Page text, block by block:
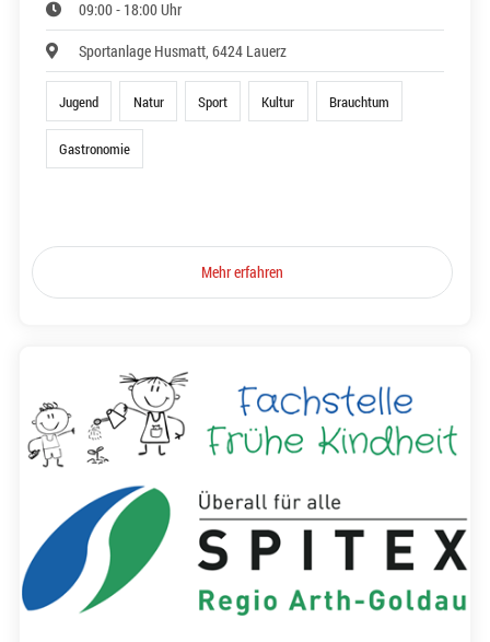
09:00 - 18:00 Uhr
Sportanlage Husmatt, 6424 Lauerz
Jugend Natur Sport Kultur Brauchtum
Gastronomie
Mehr erfahren